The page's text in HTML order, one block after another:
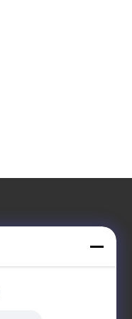
DE 819#
HAI, CHINA